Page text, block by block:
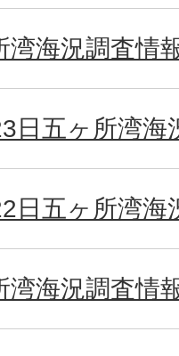
湾海況調査情
日五ヶ所湾海
日五ヶ所湾海
湾海況調査情